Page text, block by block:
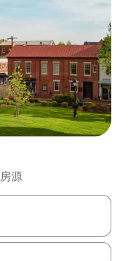
源
，或通过点击或滑动手势